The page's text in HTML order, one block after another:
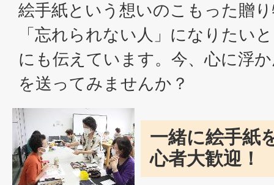
絵手紙という想いのこもった贈
「忘れられない人」になりたい
にも伝えています。今、心に浮
を送ってみませんか？
一緒に絵手紙
心者大歓迎！